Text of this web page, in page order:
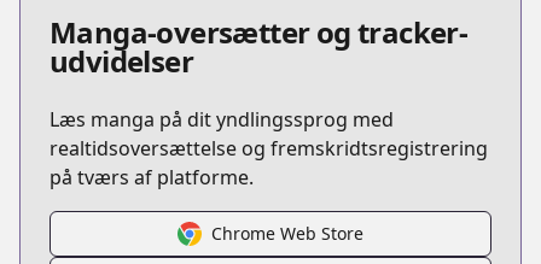
Manga-oversætter og tracker-
udvidelser
Læs manga på dit yndlingssprog med
realtidsoversættelse og fremskridtsregistrering
på tværs af platforme.
Chrome Web Store